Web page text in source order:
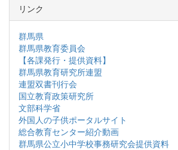
リンク
群馬県
群馬県教育委員会
【各課発行・提供資料】
群馬県教育研究所連盟
連盟双書刊行会
国立教育政策研究所
文部科学省
外国人の子供ポータルサイト
総合教育センター紹介動画
群馬県公立小中学校事務研究会提供資料